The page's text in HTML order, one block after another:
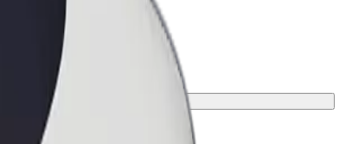
perfecta para tu viaje.